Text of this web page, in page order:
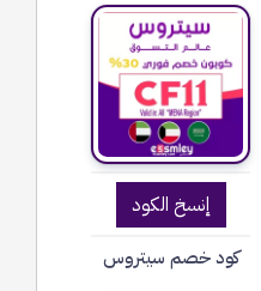
إنسخ الكود
كود خصم سيتروس